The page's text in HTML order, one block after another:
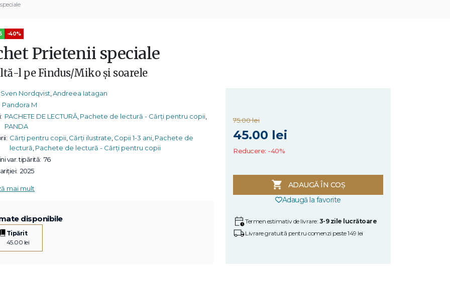
-40%
Prietenii speciale
l pe Findus/Miko și soarele
Sven Nordqvist Andreea Iatagan
Pandora M
PACHETE DE LECTURĂ, Pachete de lectură - Cărți pentru copii,
PANDA
Cărți pentru copii Cărți ilustrate Copii 1-3 ani Pachete de
lectură Pachete de lectură - Cărți pentru copii
var. tipărită: 76
2025
mai mult
disponibile
Tipărit
45.00 lei
75.00 lei
45.00 lei
Reducere: -40%
ADAUGĂ ÎN COȘ
Adaugă la favorite
Termen estimativ de livrare: 3-9 zile lucrătoare
Livrare gratuită pentru comenzi peste 149 lei